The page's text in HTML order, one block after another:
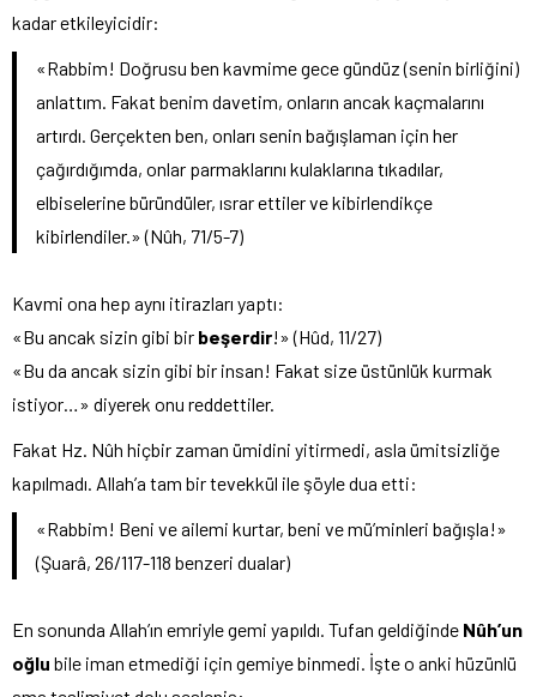
kadar etkileyicidir:
«Rabbim! Doğrusu ben kavmime gece gündüz (senin birliğini)
anlattım. Fakat benim davetim, onların ancak kaçmalarını
artırdı. Gerçekten ben, onları senin bağışlaman için her
çağırdığımda, onlar parmaklarını kulaklarına tıkadılar,
elbiselerine büründüler, ısrar ettiler ve kibirlendikçe
kibirlendiler.» (Nûh, 71/5-7)
Kavmi ona hep aynı itirazları yaptı:
«Bu ancak sizin gibi bir beşerdir!» (Hûd, 11/27)
«Bu da ancak sizin gibi bir insan! Fakat size üstünlük kurmak
istiyor…» diyerek onu reddettiler.
Fakat Hz. Nûh hiçbir zaman ümidini yitirmedi, asla ümitsizliğe
kapılmadı. Allah’a tam bir tevekkül ile şöyle dua etti:
«Rabbim! Beni ve ailemi kurtar, beni ve mü’minleri bağışla!»
(Şuarâ, 26/117-118 benzeri dualar)
En sonunda Allah’ın emriyle gemi yapıldı. Tufan geldiğinde Nûh’un
oğlu bile iman etmediği için gemiye binmedi. İşte o anki hüzünlü